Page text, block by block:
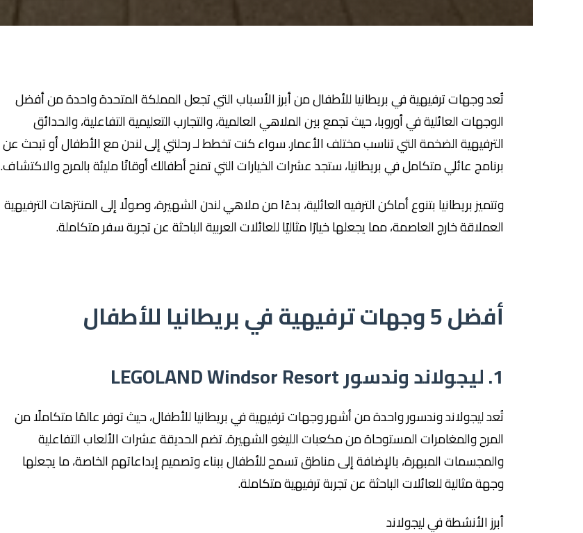
تُعد وجهات ترفيهية في بريطانيا للأطفال من أبرز الأسباب التي تجعل المملكة المتحدة واحدة من أفضل
الوجهات العائلية في أوروبا، حيث تجمع بين الملاهي العالمية، والتجارب التعليمية التفاعلية، والحدائق
الترفيهية الضخمة التي تناسب مختلف الأعمار. سواء كنت تخطط لـ رحلتي إلى لندن مع الأطفال أو تبحث عن
برنامج عائلي متكامل في بريطانيا، ستجد عشرات الخيارات التي تمنح أطفالك أوقاتًا مليئة بالمرح والاكتشاف.
وتتميز بريطانيا بتنوع أماكن الترفيه العائلية، بدءًا من ملاهي لندن الشهيرة، وصولًا إلى المنتزهات الترفيهية
العملاقة خارج العاصمة، مما يجعلها خيارًا مثاليًا للعائلات العربية الباحثة عن تجربة سفر متكاملة.
أفضل 5 وجهات ترفيهية في بريطانيا للأطفال
1. ليجولاند وندسور LEGOLAND Windsor Resort
تُعد ليجولاند وندسور واحدة من أشهر وجهات ترفيهية في بريطانيا للأطفال، حيث توفر عالمًا متكاملًا من
المرح والمغامرات المستوحاة من مكعبات الليغو الشهيرة. تضم الحديقة عشرات الألعاب التفاعلية
والمجسمات المبهرة، بالإضافة إلى مناطق تسمح للأطفال ببناء وتصميم إبداعاتهم الخاصة، ما يجعلها
وجهة مثالية للعائلات الباحثة عن تجربة ترفيهية متكاملة.
أبرز الأنشطة في ليجولاند